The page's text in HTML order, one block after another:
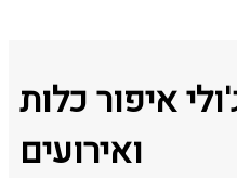
איפור כלות
ואירועים